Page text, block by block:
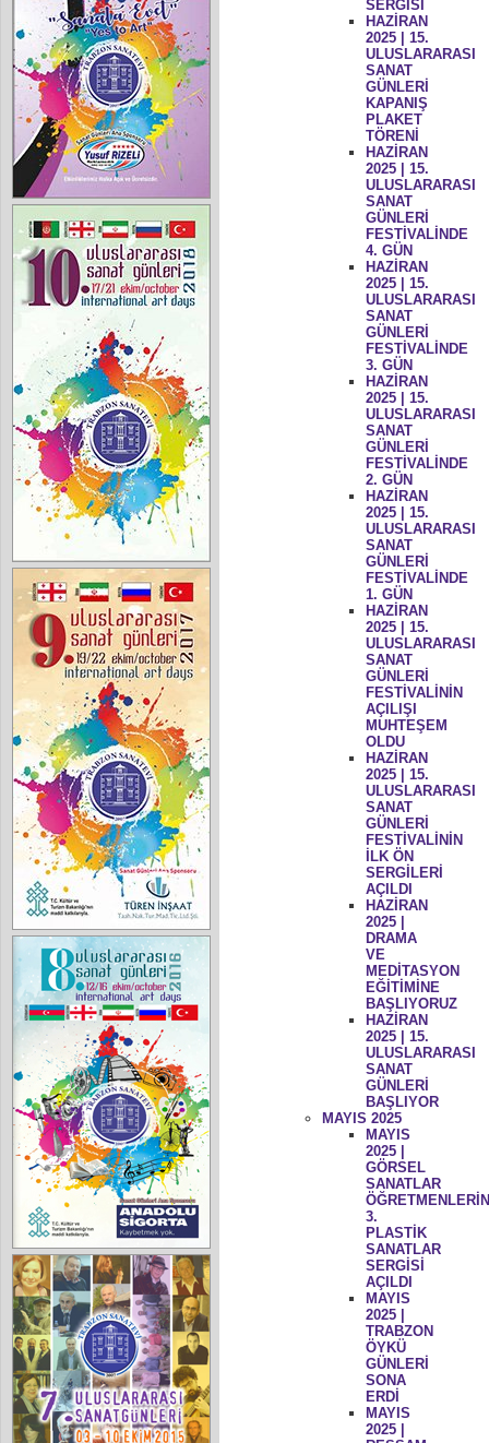
SERGİSİ
HAZİRAN
2025 | 15.
ULUSLARARASI
SANAT
GÜNLERİ
KAPANIŞ
PLAKET
TÖRENİ
HAZİRAN
2025 | 15.
ULUSLARARASI
SANAT
GÜNLERİ
FESTİVALİNDE
4. GÜN
HAZİRAN
2025 | 15.
ULUSLARARASI
SANAT
GÜNLERİ
FESTİVALİNDE
3. GÜN
HAZİRAN
2025 | 15.
ULUSLARARASI
SANAT
GÜNLERİ
FESTİVALİNDE
2. GÜN
HAZİRAN
2025 | 15.
ULUSLARARASI
SANAT
GÜNLERİ
FESTİVALİNDE
1. GÜN
HAZİRAN
2025 | 15.
ULUSLARARASI
SANAT
GÜNLERİ
FESTİVALİNİN
AÇILIŞI
MUHTEŞEM
OLDU
HAZİRAN
2025 | 15.
ULUSLARARASI
SANAT
GÜNLERİ
FESTİVALİNİN
İLK ÖN
SERGİLERİ
AÇILDI
HAZİRAN
2025 |
DRAMA
VE
MEDİTASYON
EĞİTİMİNE
BAŞLIYORUZ
HAZİRAN
2025 | 15.
ULUSLARARASI
SANAT
GÜNLERİ
BAŞLIYOR
MAYIS 2025
MAYIS
2025 |
GÖRSEL
SANATLAR
3.
PLASTİK
SANATLAR
SERGİSİ
AÇILDI
MAYIS
2025 |
TRABZON
ÖYKÜ
GÜNLERİ
SONA
ERDİ
MAYIS
2025 |